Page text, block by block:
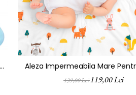
Aleza Impermeabila Mare
FizioTab® 100x150 Cm,
Lavabila, Refolosibila, Tip
139,00 Lei119,00 Lei